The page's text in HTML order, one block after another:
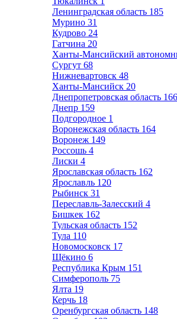
Ленинградская область 185
Мурино 31
Кудрово 24
Гатчина 20
Ханты-Мансийский
Сургут 68
Нижневартовск 48
Ханты-Мансийск 20
Днепропетровская область 166
Днепр 159
Подгородное 1
Воронежская область 164
Воронеж 149
Россошь 4
Лиски 4
Ярославская область 162
Ярославль 120
Рыбинск 31
Переславль-Залесский 4
Бишкек 162
Тульская область 152
Тула 110
Новомосковск 17
Щёкино 6
Республика Крым 151
Симферополь 75
Ялта 19
Керчь 18
Оренбургская область 148